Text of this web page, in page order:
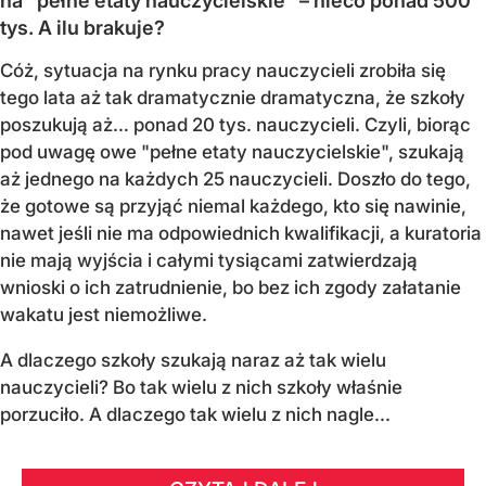
tys. A ilu brakuje?
Cóż, sytuacja na rynku pracy nauczycieli zrobiła się
tego lata aż tak dramatycznie dramatyczna, że szkoły
poszukują aż… ponad 20 tys. nauczycieli. Czyli, biorąc
pod uwagę owe "pełne etaty nauczycielskie", szukają
aż jednego na każdych 25 nauczycieli. Doszło do tego,
że gotowe są przyjąć niemal każdego, kto się nawinie,
nawet jeśli nie ma odpowiednich kwalifikacji, a kuratoria
nie mają wyjścia i całymi tysiącami zatwierdzają
wnioski o ich zatrudnienie, bo bez ich zgody załatanie
wakatu jest niemożliwe.
A dlaczego szkoły szukają naraz aż tak wielu
nauczycieli? Bo tak wielu z nich szkoły właśnie
porzuciło. A dlaczego tak wielu z nich nagle...